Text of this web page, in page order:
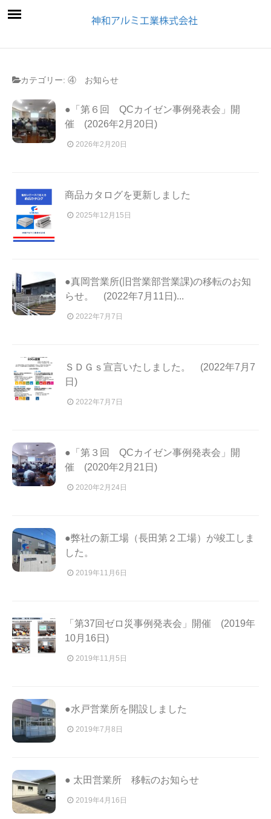
カテゴリー: ④ お知らせ
●「第６回 QCカイゼン事例発表会」開
催 (2026年2月20日)
2026年2月20日
商品カタログを更新しました
2025年12月15日
●真岡営業所(旧営業部営業課)の移転のお知
らせ。 (2022年7月11日)...
2022年7月7日
ＳＤＧｓ宣言いたしました。 (2022年7月7
日)
2022年7月7日
●「第３回 QCカイゼン事例発表会」開
催 (2020年2月21日)
2020年2月24日
●弊社の新工場（長田第２工場）が竣工しま
した。
2019年11月6日
「第37回ゼロ災事例発表会」開催 (2019年
10月16日)
2019年11月5日
●水戸営業所を開設しました
2019年7月8日
● 太田営業所 移転のお知らせ
2019年4月16日